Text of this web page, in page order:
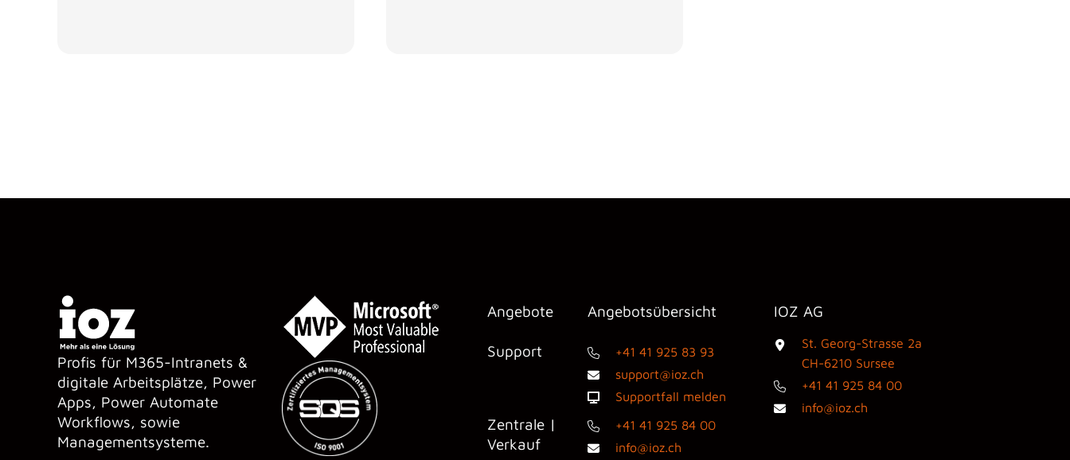
Profis für M365-Intranets &
digitale Arbeitsplätze, Power
Apps, Power Automate
Workflows, sowie
Managementsysteme.
Angebote Angebotsübersicht
Support
+41 41 925 83 93
support@ioz.ch
Supportfall melden
Zentrale |
Verkauf
+41 41 925 84 00
info@ioz.ch
IOZ AG
St. Georg-Strasse 2a
CH-6210 Sursee
+41 41 925 84 00
info@ioz.ch